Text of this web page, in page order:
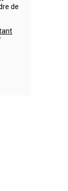
de